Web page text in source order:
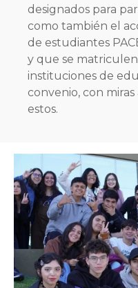
designados para
como también el
de estudiantes
y que se
instituciones de
convenio, con
estos.